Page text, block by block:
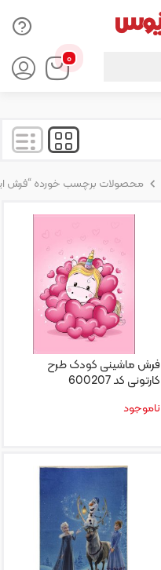
۰
Products
search
محصولات برچسب خورده “فرش
فرش ماشینی کودک طرح
کارتونی کد 600207
ناموجود